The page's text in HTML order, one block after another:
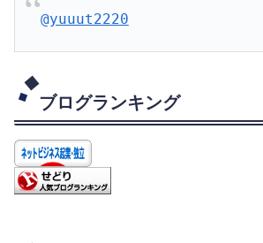
@yuuut2220
ブログランキング